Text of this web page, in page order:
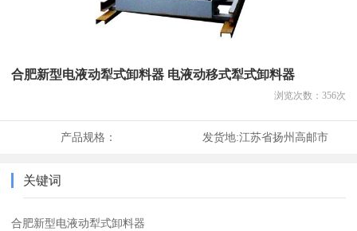
合肥新型电液动犁式卸料器 电液动移式犁式卸料器
浏览次数： 356次
产品规格： 发货地:江苏省扬州高邮市
关键词
合肥新型电液动犁式卸料器